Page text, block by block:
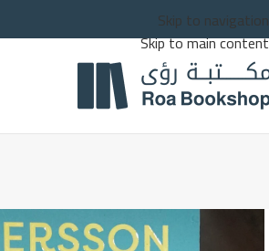
Skip to navigation
Skip to main content